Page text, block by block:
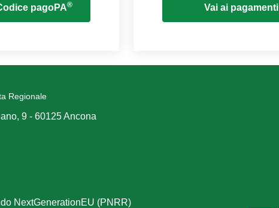
pagoPA® Vai ai pagamenti
Regionale
9 - 60125 Ancona
NextGenerationEU (PNRR)